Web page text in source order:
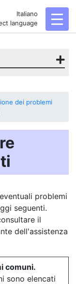
Italiano
language
dei problemi
problemi
seguenti.
il
dell'assistenza
comuni.
sono elencati